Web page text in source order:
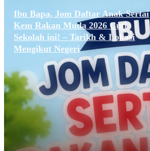
Ibu Bapa, Jom Daftar Anak Sertai
Kem Rakan Muda 2026 Cuti
Sekolah ini! – Tarikh & Lokasi
Mengikut Negeri